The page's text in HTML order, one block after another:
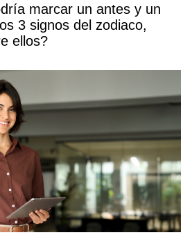
marcar un antes y un
3 signos del zodiaco,
ellos?